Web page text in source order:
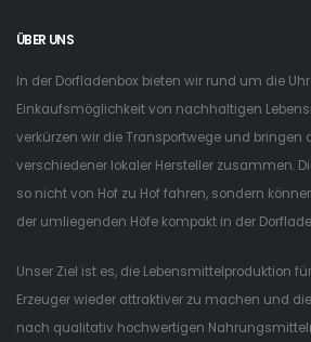
ÜBER UNS
In der Dorfladenbox bieten wir rund um die
Einkaufsmöglichkeit von nachhaltigen
verkürzen wir die Transportwege und bringen
verschiedener lokaler Hersteller zusammen.
so nicht von Hof zu Hof fahren, sondern
der umliegenden Höfe kompakt in der
Unser Ziel ist es, die Lebensmittelproduktion
Erzeuger wieder attraktiver zu machen und
nach qualitativ hochwertigen